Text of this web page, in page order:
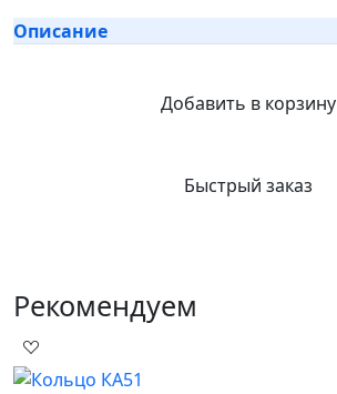
Описание
Добавить в корзину
Быстрый заказ
Рекомендуем